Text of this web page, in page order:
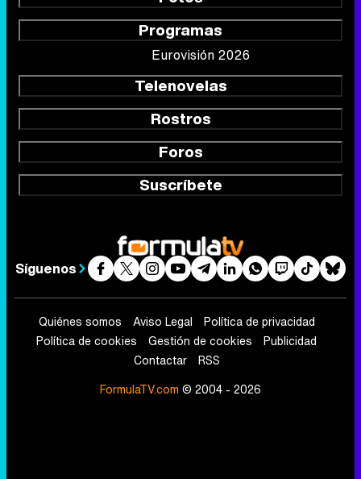
Programas
Eurovisión 2026
Telenovelas
Rostros
Foros
Suscríbete
Síguenos
Quiénes somos Aviso Legal
Política de privacidad
Política de cookies
Gestión de cookies
Publicidad
Contactar
RSS
FormulaTV.com © 2004 - 2026